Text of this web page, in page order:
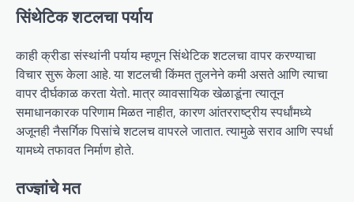
सिंथेटिक शटलचा पर्याय
काही क्रीडा संस्थांनी पर्याय म्हणून सिंथेटिक शटलचा वापर करण्याचा
विचार सुरू केला आहे. या शटलची किंमत तुलनेने कमी असते आणि त्याचा
वापर दीर्घकाळ करता येतो. मात्र व्यावसायिक खेळाडूंना त्यातून
समाधानकारक परिणाम मिळत नाहीत, कारण आंतरराष्ट्रीय स्पर्धांमध्ये
अजूनही नैसर्गिक पिसांचे शटलच वापरले जातात. त्यामुळे सराव आणि स्पर्धा
यामध्ये तफावत निर्माण होते.
तज्ज्ञांचे मत